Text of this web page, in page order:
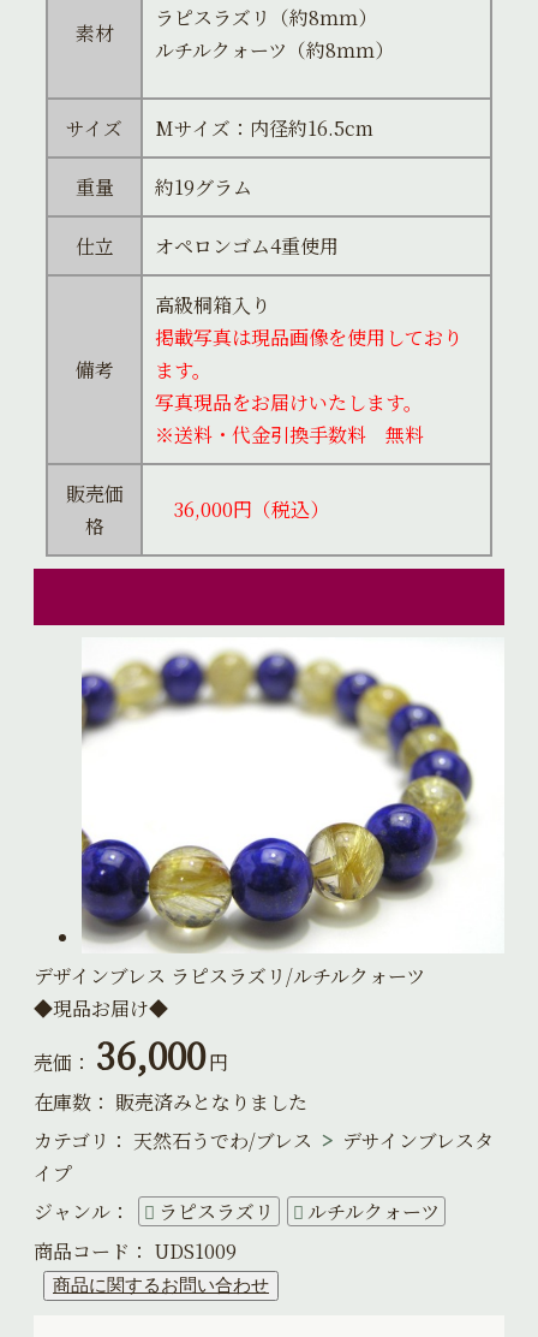
素材
ラピスラズリ（約8ｍｍ）
ルチルクォーツ（約8ｍｍ）
サイズ Mサイズ：内径約16.5cm
重量 約19グラム
仕立 オペロンゴム4重使用
備考
高級桐箱入り
掲載写真は現品画像を使用しており
ます。
写真現品をお届けいたします。
※送料・代金引換手数料 無料
販売価
格
36,000円（税込）
デザインブレス ラピスラズリ/ルチルクォーツ
◆現品お届け◆
売価： 36,000円
在庫数： 販売済みとなりました
カテゴリ： 天然石うでわ/ブレス
デサインブレスタ
イプ
ジャンル：
ラピスラズリ
ルチルクォーツ
商品コード： UDS1009